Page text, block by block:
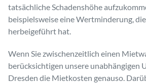
tatsächliche Schadenshöhe
beispielsweise eine Wertminderung,
herbeigeführt hat.
Wenn Sie zwischenzeitlich einen
berücksichtigen unsere unabhängigen
Dresden die Mietkosten genauso.